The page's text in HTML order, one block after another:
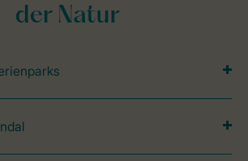
der Natur